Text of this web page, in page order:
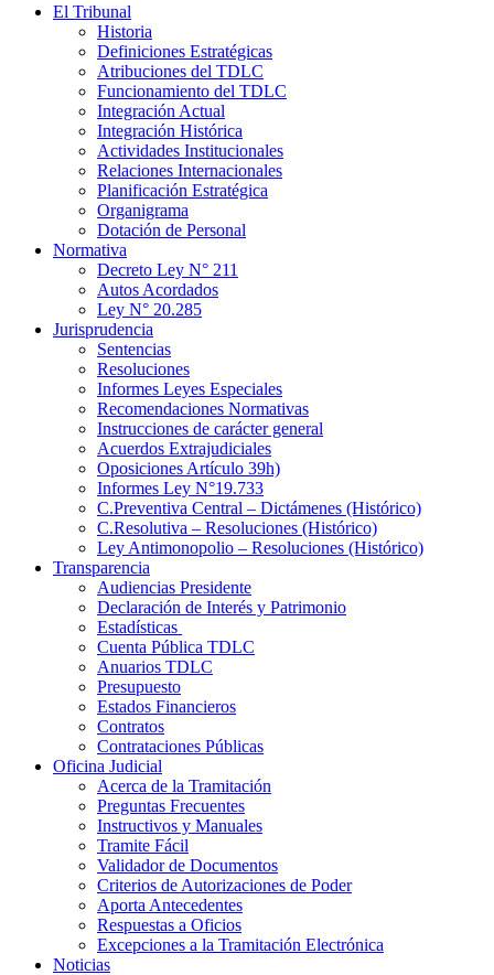
El Tribunal
Historia
Definiciones Estratégicas
Atribuciones del TDLC
Funcionamiento del TDLC
Integración Actual
Integración Histórica
Actividades Institucionales
Relaciones Internacionales
Planificación Estratégica
Organigrama
Dotación de Personal
Normativa
Decreto Ley N° 211
Autos Acordados
Ley N° 20.285
Jurisprudencia
Sentencias
Resoluciones
Informes Leyes Especiales
Recomendaciones Normativas
Instrucciones de carácter general
Acuerdos Extrajudiciales
Oposiciones Artículo 39h)
Informes Ley N°19.733
C.Preventiva Central – Dictámenes (Histórico)
C.Resolutiva – Resoluciones (Histórico)
Ley Antimonopolio – Resoluciones (Histórico)
Transparencia
Audiencias Presidente
Declaración de Interés y Patrimonio
Estadísticas
Cuenta Pública TDLC
Anuarios TDLC
Presupuesto
Estados Financieros
Contratos
Contrataciones Públicas
Oficina Judicial
Acerca de la Tramitación
Preguntas Frecuentes
Instructivos y Manuales
Tramite Fácil
Validador de Documentos
Criterios de Autorizaciones de Poder
Aporta Antecedentes
Respuestas a Oficios
Excepciones a la Tramitación Electrónica
Noticias